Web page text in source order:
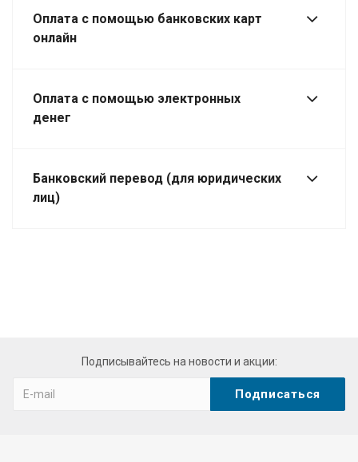
Оплата с помощью банковских карт
онлайн
Оплата с помощью электронных
денег
Банковский перевод (для юридических
лиц)
Подписывайтесь на новости и акции: